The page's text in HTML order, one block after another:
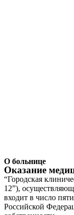
О больнице
Оказание
“Городская
12”),
входит в число
Российской